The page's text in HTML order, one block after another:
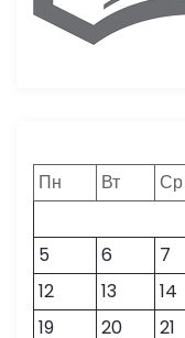
Пн
Вт Ср
5
6 7
12
13 14
19
20 21